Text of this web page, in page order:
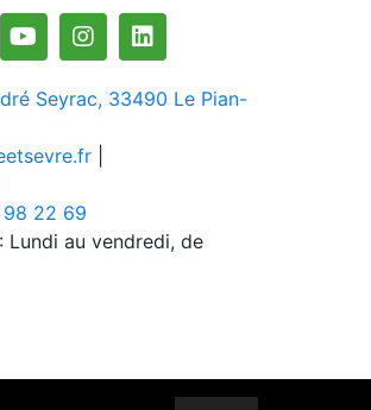
Seyrac, 33490 Le Pian-
|
22 69
: Lundi au vendredi, de